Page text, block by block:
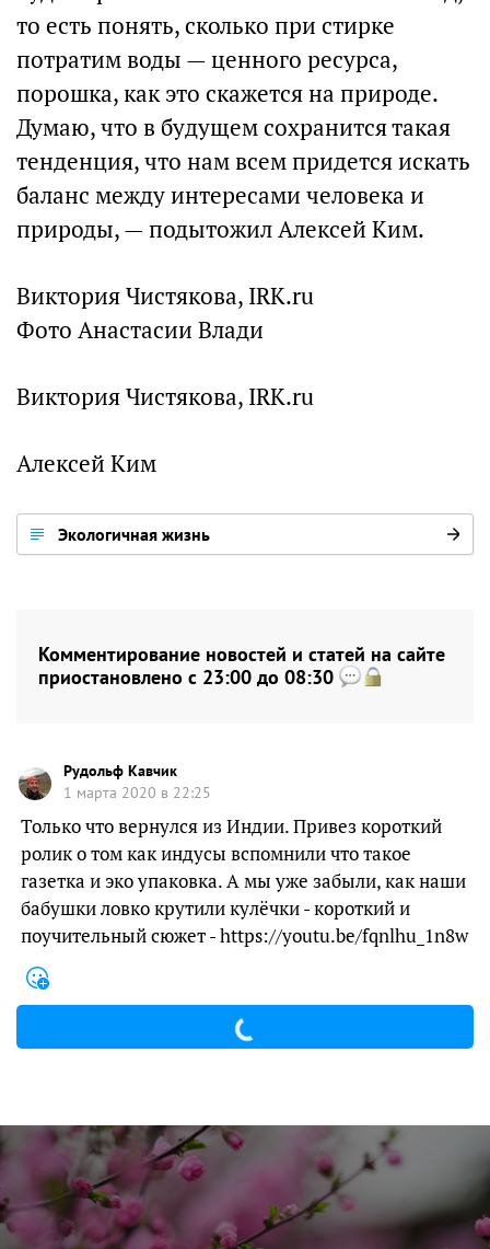
то есть понять, сколько при стирке
потратим воды — ценного ресурса,
порошка, как это скажется на природе.
Думаю, что в будущем сохранится такая
тенденция, что нам всем придется искать
баланс между интересами человека и
природы, — подытожил Алексей Ким.
Виктория Чистякова, IRK.ru
Фото Анастасии Влади
Виктория Чистякова, IRK.ru
Алексей Ким
Экологичная жизнь
Комментирование новостей и статей на сайте
приостановлено с 23:00 до 08:30
Рудольф Кавчик
1 марта 2020 в 22:25
Только что вернулся из Индии. Привез короткий
ролик о том как индусы вспомнили что такое
газетка и эко упаковка. А мы уже забыли, как наши
бабушки ловко крутили кулёчки - короткий и
поучительный сюжет - https://youtu.be/fqnlhu_1n8w